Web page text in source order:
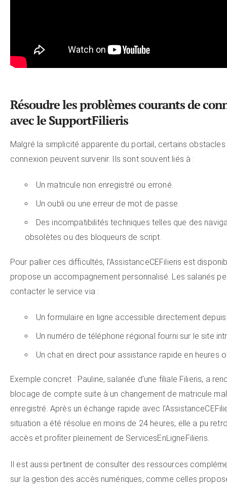
Résoudre les problèmes courants de
avec le SupportFilieris
Malgré la simplicité apparente du portail, certains obstacles
connexion peuvent survenir. Ils sont souvent liés à :
Un matricule non enregistré ou erroné.
Un oubli ou une erreur de mot de passe.
Des incompatibilités techniques telles que des
obsolètes ou des bloqueurs de script.
Pour pallier ces difficultés, l’AssistanceCEFilieris est
propose un accompagnement personnalisé. Les salariés
contacter le service via :
Un formulaire en ligne accessible directement
Un numéro de téléphone régional fourni sur le site
Un chat en direct pour assistance rapide en heures
Exemple concret : Pauline, salariée d’une filiale Filieris, a
blocage de compte suite à un changement de matricule mal
enregistré. Après un échange rapide avec
situation a été résolue en moins de 24 heures, elle a pu
accès et profiter pleinement de ServicesEnLigneFilieris.
Il est aussi pertinent de consulter des ressources
sur la gestion des accès numériques, comme celles